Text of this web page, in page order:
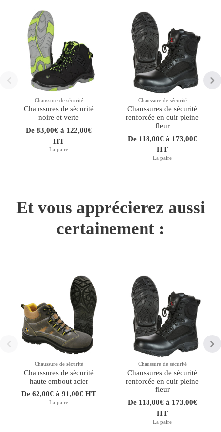
Chaussure de sécurité
Chaussures de sécurité
noire et verte
De 83,00€ à 122,00€
HT
La paire
Chaussure de sécurité
Chaussures de sécurité
renforcée en cuir pleine
fleur
De 118,00€ à 173,00€
HT
La paire
Et vous apprécierez aussi
certainement :
Chaussure de sécurité
Chaussures de sécurité
haute embout acier
De 62,00€ à 91,00€ HT
La paire
Chaussure de sécurité
Chaussures de sécurité
renforcée en cuir pleine
fleur
De 118,00€ à 173,00€
HT
La paire